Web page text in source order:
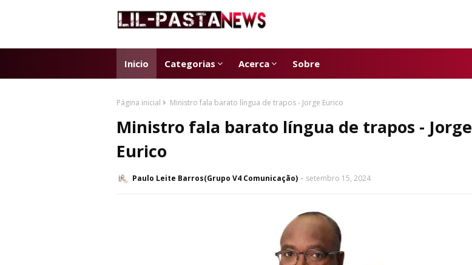
Inicio Categorias Acerca Sobre
Página inicial Ministro fala barato língua de trapos - Jorge Eurico
Ministro fala barato língua de trapos - Jorge
Eurico
Paulo Leite Barros(Grupo V4 Comunicação) setembro 15, 2024